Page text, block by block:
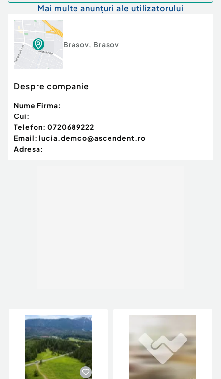
Mai multe anunțuri ale utilizatorului
Brasov, Brasov
Despre companie
Nume Firma:
Cui:
Telefon: 0720689222
Email: lucia.demco@ascendent.ro
Adresa: